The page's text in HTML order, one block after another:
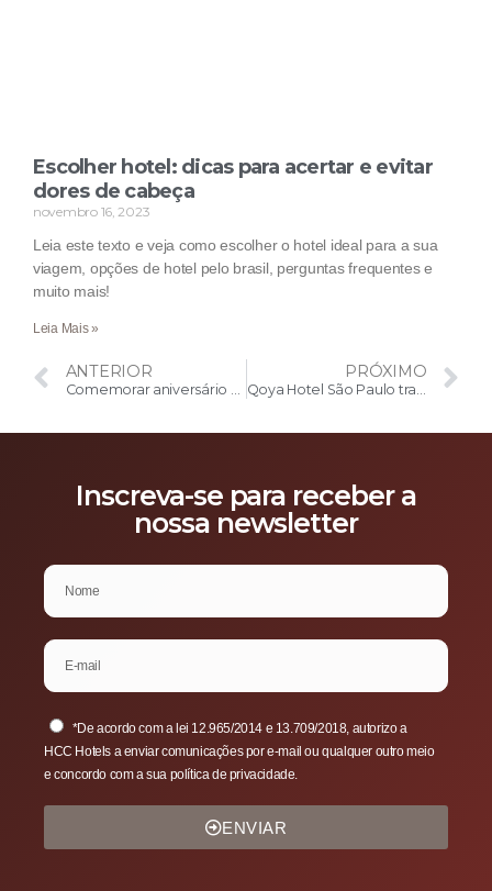
Escolher hotel: dicas para acertar e evitar
dores de cabeça
novembro 16, 2023
Leia este texto e veja como escolher o hotel ideal para a sua
viagem, opções de hotel pelo brasil, perguntas frequentes e
muito mais!
Leia Mais »
ANTERIOR PRÓXIMO
Inscreva-se para receber a
nossa newsletter
*De acordo com a lei 12.965/2014 e 13.709/2018, autorizo a
HCC Hotels a enviar comunicações por e-mail ou qualquer outro meio
e concordo com a sua política de privacidade.
ENVIAR